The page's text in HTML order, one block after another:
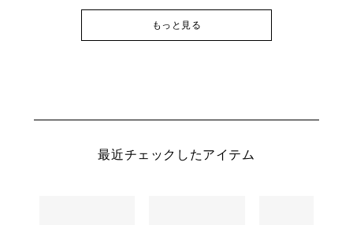
もっと見る
最近チェックしたアイテム